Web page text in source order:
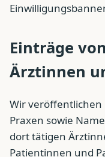
Einträge
Ärztinnen
Wir
Praxen sowie
dort tätigen
Patientinnen und